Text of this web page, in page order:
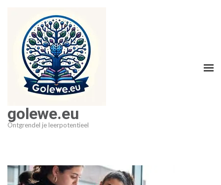
inhoud
golewe.eu
Ontgrendel je leerpotentieel